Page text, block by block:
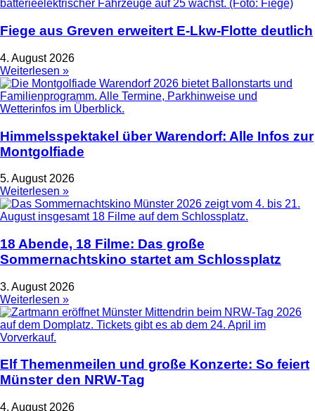
Fiege aus Greven erweitert E-Lkw-Flotte deutlich
4. August 2026
Weiterlesen »
Himmelsspektakel über Warendorf: Alle Infos zur
Montgolfiade
5. August 2026
Weiterlesen »
18 Abende, 18 Filme: Das große
Sommernachtskino startet am Schlossplatz
3. August 2026
Weiterlesen »
Elf Themenmeilen und große Konzerte: So feiert
Münster den NRW-Tag
4. August 2026